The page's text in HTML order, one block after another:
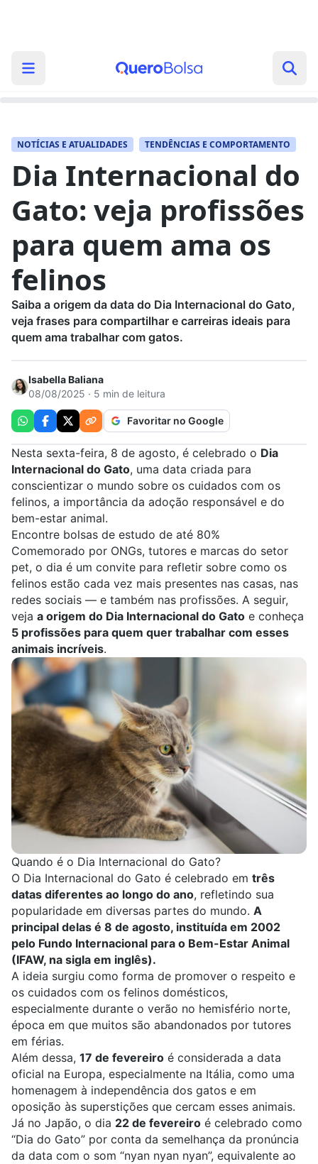
NOTÍCIAS E ATUALIDADES TENDÊNCIAS E COMPORTAMENTO
Dia Internacional do
Gato: veja profissões
para quem ama os
felinos
Saiba a origem da data do Dia Internacional do Gato,
veja frases para compartilhar e carreiras ideais para
quem ama trabalhar com gatos.
Isabella Baliana
08/08/2025 · 5 min de leitura
Favoritar no Google
Nesta sexta-feira, 8 de agosto, é celebrado o Dia
Internacional do Gato, uma data criada para
conscientizar o mundo sobre os cuidados com os
felinos, a importância da adoção responsável e do
bem-estar animal.
Encontre bolsas de estudo de até 80%
Comemorado por ONGs, tutores e marcas do setor
pet, o dia é um convite para refletir sobre como os
felinos estão cada vez mais presentes nas casas, nas
redes sociais — e também nas profissões. A seguir,
veja a origem do Dia Internacional do Gato e conheça
5 profissões para quem quer trabalhar com esses
animais incríveis.
Quando é o Dia Internacional do Gato?
O Dia Internacional do Gato é celebrado em três
datas diferentes ao longo do ano, refletindo sua
popularidade em diversas partes do mundo. A
principal delas é 8 de agosto, instituída em 2002
pelo Fundo Internacional para o Bem-Estar Animal
(IFAW, na sigla em inglês).
A ideia surgiu como forma de promover o respeito e
os cuidados com os felinos domésticos,
especialmente durante o verão no hemisfério norte,
época em que muitos são abandonados por tutores
em férias.
Além dessa, 17 de fevereiro é considerada a data
oficial na Europa, especialmente na Itália, como uma
homenagem à independência dos gatos e em
oposição às superstições que cercam esses animais.
Já no Japão, o dia 22 de fevereiro é celebrado como
“Dia do Gato” por conta da semelhança da pronúncia
da data com o som “nyan nyan nyan”, equivalente ao